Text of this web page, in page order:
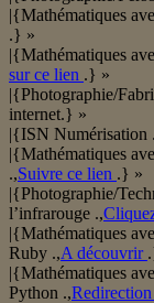
|{Mathématiques
.} »
|{Mathématiques
sur ce lien .} »
|{Photographie/
internet.} »
|{ISN Numérisation
|{Mathématiques
.,Suivre ce lien .} »
|{Photographie/
l’infrarouge .,
|{Mathématiques
Ruby .,A découvrir
|{Mathématiques
Python .,